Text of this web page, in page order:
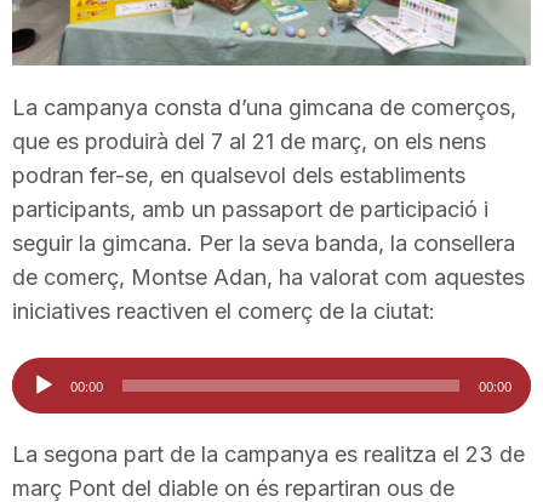
r
r
a
o
n
La campanya consta d’una gimcana de comerços,
que es produirà del 7 al 21 de març, on els nens
podran fer-se, en qualsevol dels establiments
participants, amb un passaport de participació i
seguir la gimcana. Per la seva banda, la consellera
de comerç, Montse Adan, ha valorat com aquestes
iniciatives reactiven el comerç de la ciutat:
Reproductor
d'àudio
00:00 00:00
La segona part de la campanya es realitza el 23 de
març Pont del diable on és repartiran ous de